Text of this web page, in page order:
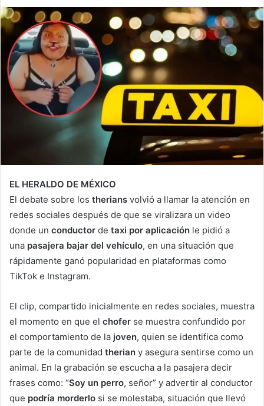
EL HERALDO DE MÉXICO
El debate sobre los therians volvió a llamar la atención en
redes sociales después de que se viralizara un video
donde un conductor de taxi por aplicación le pidió a
una pasajera bajar del vehículo, en una situación que
rápidamente ganó popularidad en plataformas como
TikTok e Instagram.
El clip, compartido inicialmente en redes sociales, muestra
el momento en que el chofer se muestra confundido por
el comportamiento de la joven, quien se identifica como
parte de la comunidad therian y asegura sentirse como un
animal. En la grabación se escucha a la pasajera decir
frases como: “Soy un perro, señor” y advertir al conductor
que podría morderlo si se molestaba, situación que llevó